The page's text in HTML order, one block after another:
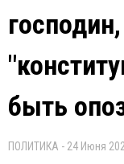
быть
ПОЛИТИКА - 24 Июня